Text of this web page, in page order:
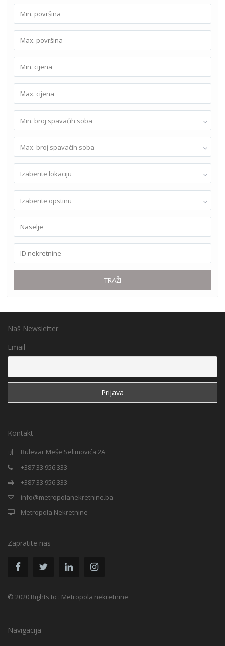
Min. broj spavaćih soba
Max. broj spavaćih soba
Izaberite lokaciju
Izaberite opstinu
TRAŽI
Naš Newsletter
Email
Kontakt
Bulevar Meše Selimovića 2A
+387 33 956 333
+387 33 956 333
info@metropolanekretnine.ba
Metropola Nekretnine
Zapratite nas
© 2020 Rights to : Metropola nekretnine
Navigacija